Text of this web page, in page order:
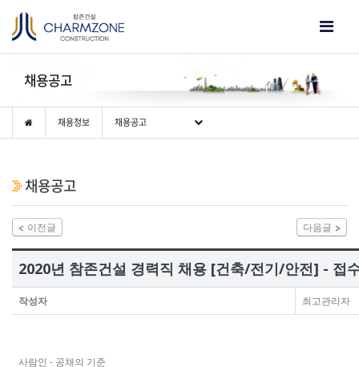
채용공고
채용정보 채용공고
채용공고
이전글 다음글
2020년 참존건설 경력직 채용 [건축/전기/안전] - 접
작성자 최고관리자
사람인 - 공채의 기준